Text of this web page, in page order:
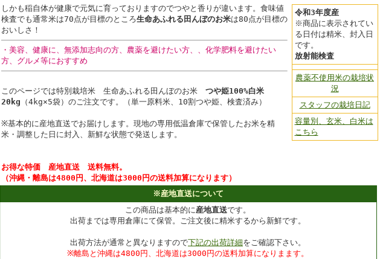
しかも稲自体が健康で元気に育っておりますのでつやと香りが違います。食味値
検査でも通常米は70点が目標のところ生命あふれる田んぼのお米は80点が目標の
おいしさ！
・美容、健康に、無添加志向の方、農薬を避けたい方、、化学肥料を避けたい
方、グルメ等におすすめ
このページでは特別栽培米 生命あふれる田んぼのお米 つや姫100%白米
20kg （4kg×5袋）のご注文です。（単一原料米、10割つや姫、検査済み）
※基本的に産地直送でお届けします。現地の専用低温倉庫で保管したお米を精
米・調整した日に封入、新鮮な状態で発送します。
お得な特価
産地直送 送料無料。
（沖縄・離島は4800円、北海道は3000円の送料加算になります）
令和3年度産
※商品に表示されてい
る日付は精米、封入日
です。
放射能検査
農薬不使用米の栽培状
況
スタッフの栽培日記
容量別、玄米、白米は
こちら
※産地直送について
この商品は基本的に産地直送です。
出荷までは専用倉庫にて保管。ご注文後に精米するから新鮮です。
出荷方法が通常と異なりますので下記の出荷詳細をご確認下さい。
※離島と沖縄は4800円、北海道は3000円の送料加算になりまます。